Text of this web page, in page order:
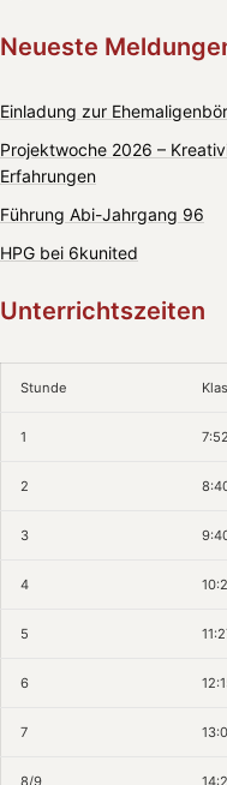
Neueste
Einladung zur
Projektwoche 2026 –
Erfahrungen
Führung Abi-Jahrgang 96
HPG bei 6kunited
Unterrichtszeiten
Stunde
1
2
3
4
5
6
7
8/9